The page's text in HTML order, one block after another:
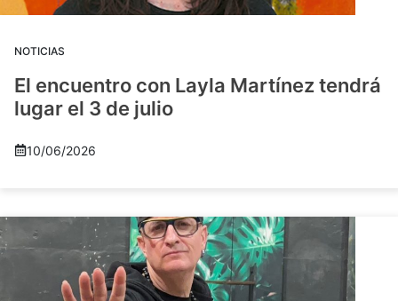
NOTICIAS
El encuentro con Layla Martínez tendrá
lugar el 3 de julio
10/06/2026